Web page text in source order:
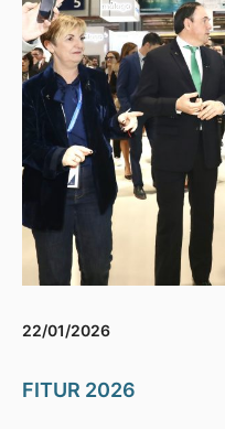
22/01/2026
FITUR 2026